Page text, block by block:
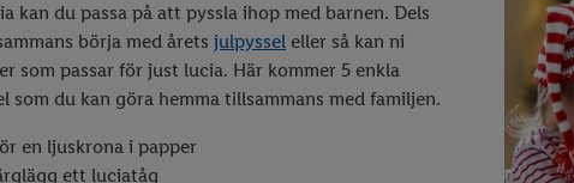
kan du passa på att pyssla ihop med barnen. Dels
börja med årets julpyssel eller så kan ni
som passar för just lucia. Här kommer 5 enkla
som du kan göra hemma tillsammans med familjen.
en ljuskrona i papper
ett luciatåg